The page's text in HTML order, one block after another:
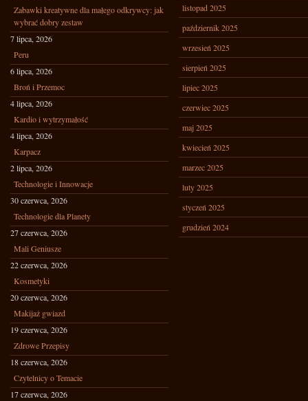
Zabawki kreatywne dla małego odkrywcy: jak
wybrać dobry zestaw
7 lipca, 2026
Peru
6 lipca, 2026
Broń i Przemoc
4 lipca, 2026
Kardio i wytrzymałość
4 lipca, 2026
Karpacz
2 lipca, 2026
Technologie i Innowacje
30 czerwca, 2026
Technologie dla Planety
27 czerwca, 2026
Mali Geniusze
22 czerwca, 2026
Kosmetyki
20 czerwca, 2026
Makijaż gwiazd
19 czerwca, 2026
Zdrowe Przepisy
18 czerwca, 2026
Czytelnicy o Temacie
17 czerwca, 2026
listopad 2025
październik 2025
wrzesień 2025
sierpień 2025
lipiec 2025
czerwiec 2025
maj 2025
kwiecień 2025
marzec 2025
luty 2025
styczeń 2025
grudzień 2024